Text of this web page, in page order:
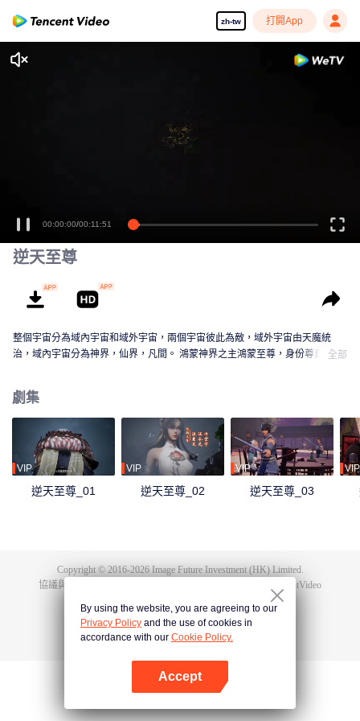
zh-tw 打開App
00:00:00/00:11:51
逆天至尊
整個宇宙分為域內宇宙和域外宇宙，兩個宇宙彼此為敵，域外宇宙由天魔統
治，域內宇宙分為神界，仙界，凡間。 鴻蒙神界之主鴻蒙至尊，身份尊貴，屬
宙入侵時，鴻蒙至尊被混沌至尊和始源至尊設計聯手殺害，並詛咒其萬世輪
迴。鴻蒙至尊親人手下被殺，家園被奪，理念被改，就連最疼愛的徒兒靈霞天
尊也背叛了他。而且在他萬世輪迴中被世世滅門，直到最後一世轉生到了譚雲
身上。 譚雲是望月鎮小貴族譚家的少爺，但鴻蒙至尊轉生之人需要受到生死刺
激才能覺醒。在婚禮中，譚雲撞見未婚妻與司徒家少爺偷情並被毆打，在將死
之時終於覺醒了鴻蒙至尊的記憶。 原先廢柴的譚雲憑藉著鴻蒙神胎，逆天改
命，擁有了神級的天賦，然後開始修煉前世的功法，快速提升修為。譚雲先是
也收穫了多位風姿卓絕的佳麗。
全部
劇集
VIP
逆天至尊_01
VIP
逆天至尊_02
VIP
逆天至尊_03
VIP
Copyright © 2016-2026Image Future Investment (HK) Limited.
協議與條款
TencentVideo
By using the website, you are agreeing to our
Privacy Policy and the use of cookies in
accordance with our Cookie Policy.
Accept